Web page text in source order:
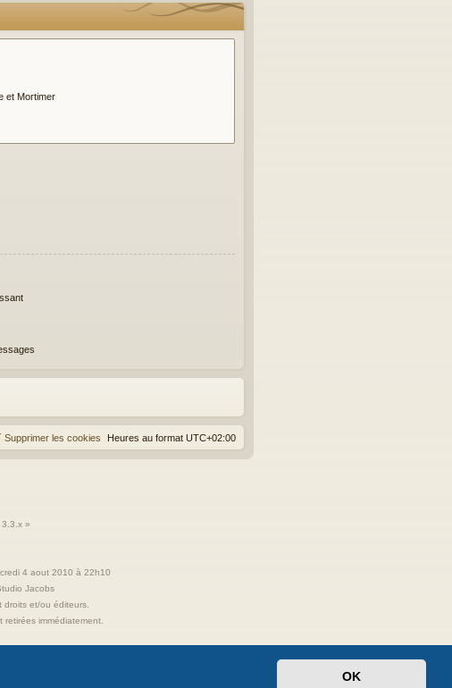
OK
Heures au format UTC+02:00
Supprimer les cookies
»
4 aout 2010 à 22h10
Jacobs
et/ou éditeurs.
immédiatement.